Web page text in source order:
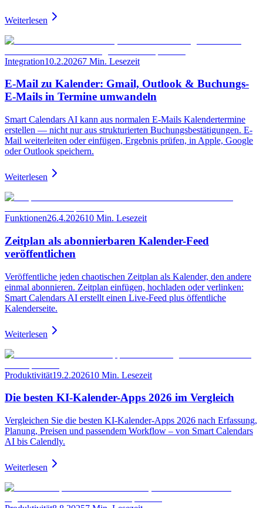
Weiterlesen
Integration10.2.20267 Min. Lesezeit
E-Mail zu Kalender: Gmail, Outlook & Buchungs-
E-Mails in Termine umwandeln
Smart Calendars AI kann aus normalen E-Mails Kalendertermine
erstellen — nicht nur aus strukturierten Buchungsbestätigungen. E-
Mail weiterleiten oder einfügen, Ergebnis prüfen, in Apple, Google
oder Outlook speichern.
Weiterlesen
Funktionen26.4.202610 Min. Lesezeit
Zeitplan als abonnierbaren Kalender-Feed
veröffentlichen
Veröffentliche jeden chaotischen Zeitplan als Kalender, den andere
einmal abonnieren. Zeitplan einfügen, hochladen oder verlinken:
Smart Calendars AI erstellt einen Live-Feed plus öffentliche
Kalenderseite.
Weiterlesen
Produktivität19.2.202610 Min. Lesezeit
Die besten KI-Kalender-Apps 2026 im Vergleich
Vergleichen Sie die besten KI-Kalender-Apps 2026 nach Erfassung,
Planung, Preisen und passendem Workflow – von Smart Calendars
AI bis Calendly.
Weiterlesen